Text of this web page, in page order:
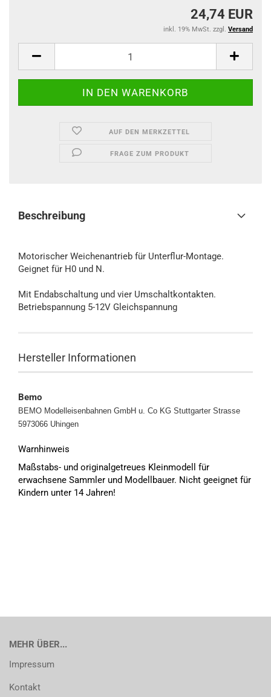
24,74 EUR
inkl. 19% MwSt. zzgl. Versand
AUF DEN MERKZETTEL
FRAGE ZUM PRODUKT
Beschreibung
Motorischer Weichenantrieb für Unterflur-Montage.
Geignet für H0 und N.
Mit Endabschaltung und vier Umschaltkontakten.
Betriebspannung 5-12V Gleichspannung
Hersteller Informationen
Bemo
BEMO Modelleisenbahnen GmbH u. Co KG Stuttgarter Strasse
5973066 Uhingen
Warnhinweis
Maßstabs- und originalgetreues Kleinmodell für
erwachsene Sammler und Modellbauer. Nicht geeignet für
Kindern unter 14 Jahren!
MEHR ÜBER...
Impressum
Kontakt